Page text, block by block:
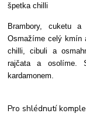
špetka chilli
Brambory, cuketu
Osmažíme celý kmín
chilli, cibuli a
rajčata a osolíme.
kardamonem.
Pro shlédnutí